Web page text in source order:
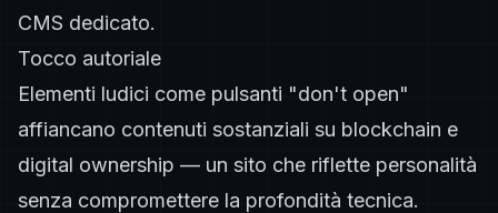
CMS dedicato.
Tocco autoriale
Elementi ludici come pulsanti "don't open"
affiancano contenuti sostanziali su blockchain e
digital ownership — un sito che riflette personalità
senza compromettere la profondità tecnica.